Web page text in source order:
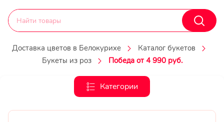
Доставка
Доставка цветов в Белокурихе
Каталог букетов
Букеты из роз
Победа от 4 990 руб.
Категории
Каталог букетов
Корзины с цветами
Авторские букеты